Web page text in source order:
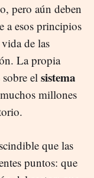
pero aún deben
a esos principios
de las
La propia
el sistema
millones
que las
puntos: que